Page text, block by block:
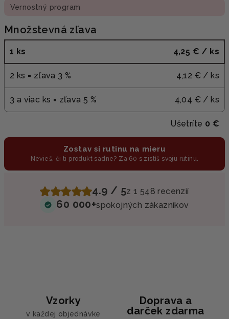
Vernostný program
Množstevná zľava
1 ks 4,25 € / ks
2 ks = zľava 3 % 4,12 € / ks
3 a viac ks = zľava 5 % 4,04 € / ks
Ušetríte 0 €
Zostav si rutinu na mieru
Nevieš, či ti produkt sadne? Za 60 s zistíš svoju rutinu.
4.9 / 5z 1 548 recenzií
60 000+spokojných zákazníkov
Vzorky
v každej objednávke
Doprava a
darček zdarma